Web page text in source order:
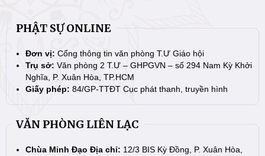
PHẬT SỰ ONLINE
Đơn vị: Cổng thông tin văn phòng T.Ư Giáo hội
Trụ sở: Văn phòng 2 T.Ư – GHPGVN – số 294 Nam Kỳ Khởi
Nghĩa, P. Xuân Hòa, TP.HCM
Giấy phép: 84/GP-TTĐT Cục phát thanh, truyền hình
VĂN PHÒNG LIÊN LẠC
Chùa Minh Đạo Địa chỉ: 12/3 BIS Kỳ Đồng, P. Xuân Hòa,